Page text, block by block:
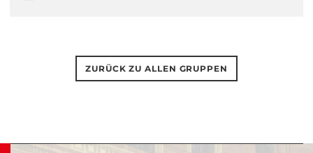
ZURÜCK ZU ALLEN GRUPPEN